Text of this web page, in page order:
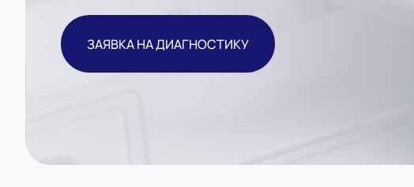
ЗАЯВКА НА ДИАГНОСТИКУ